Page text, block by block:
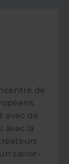
de
avec de
avec la
savoir-